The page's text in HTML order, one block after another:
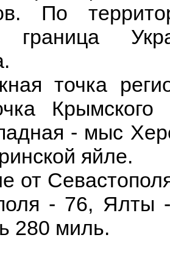
По
граница
точка
- мыс
яйле.
от
- 76, Ялты
280 миль.